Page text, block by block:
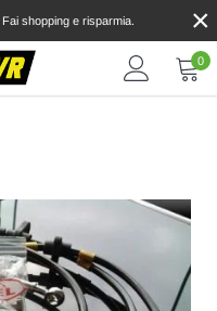
Fai shopping e risparmia. ×
0